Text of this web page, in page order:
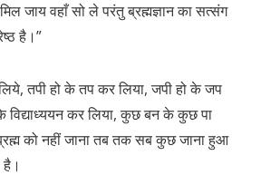
जाय वहाँ सो ले परंतु ब्रह्मज्ञान का सत्संग
है।”
तपी हो के तप कर लिया, जपी हो के जप
के विद्याध्ययन कर लिया, कुछ बन के कुछ पा
को नहीं जाना तब तक सब कुछ जाना हुआ
है।